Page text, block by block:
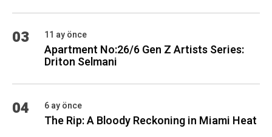
03 11 ay önce
Apartment No:26/6 Gen Z Artists Series:
Driton Selmani
04 6 ay önce
The Rip: A Bloody Reckoning in Miami Heat